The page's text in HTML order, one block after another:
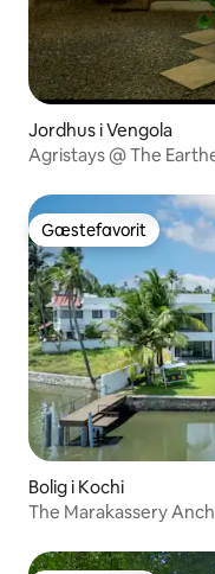
Jordhus i Vengola
Agristays @ The
Gæstefavorit
Gæstefavorit
Bolig i Kochi
The Marakassery